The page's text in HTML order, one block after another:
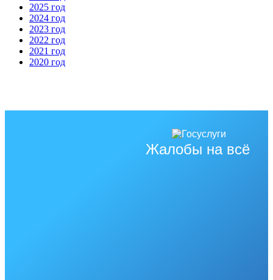
2025 год
2024 год
2023 год
2022 год
2021 год
2020 год
Жалобы на всё